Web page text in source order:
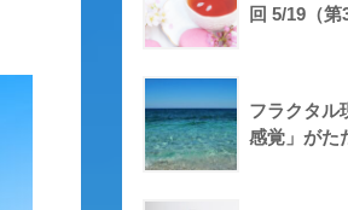
回 5/19（第
フラクタル
感覚」がた